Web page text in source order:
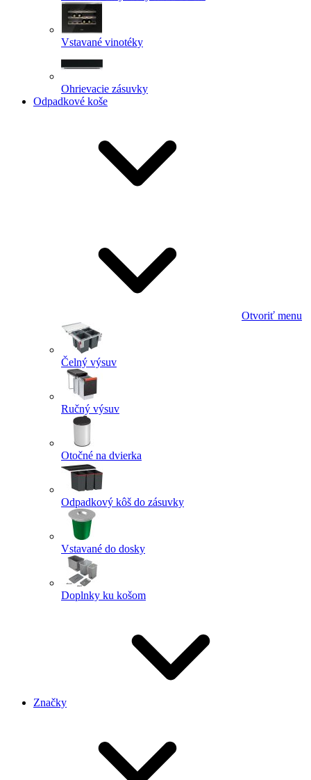
Vstavané vinotéky
Ohrievacie zásuvky
Odpadkové koše
Otvoriť menu
Čelný výsuv
Ručný výsuv
Otočné na dvierka
Odpadkový kôš do zásuvky
Vstavané do dosky
Doplnky ku košom
Značky